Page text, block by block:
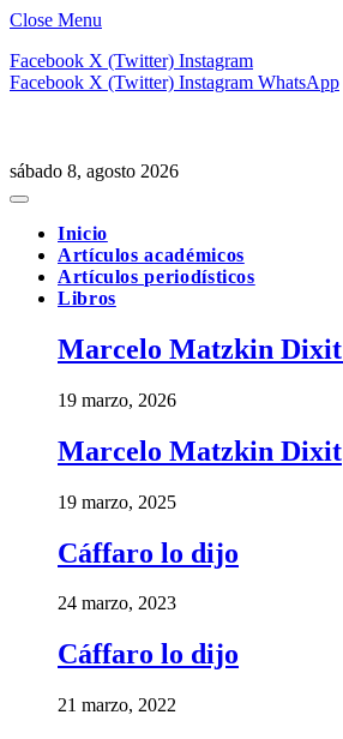
Close Menu
Facebook X (Twitter) Instagram
Facebook X (Twitter) Instagram WhatsApp
sábado 8, agosto 2026
Inicio
Artículos académicos
Artículos periodísticos
Libros
Marcelo Matzkin Dixit
19 marzo, 2026
Marcelo Matzkin Dixit
19 marzo, 2025
Cáffaro lo dijo
24 marzo, 2023
Cáffaro lo dijo
21 marzo, 2022